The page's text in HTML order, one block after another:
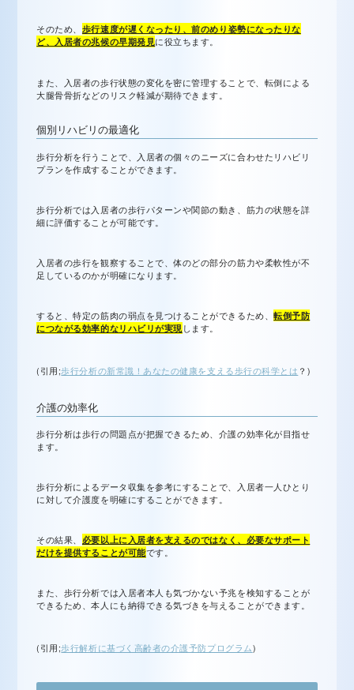
そのため、 歩行速度が遅くなったり、前のめり姿勢になったりな
ど、入居者の兆候の早期発見に役立ちます。
また、入居者の歩行状態の変化を密に管理することで、転倒による
大腿骨骨折などのリスク軽減が期待できます。
個別リハビリの最適化
歩行分析を行うことで、入居者の個々のニーズに合わせたリハビリ
プランを作成することができます。
歩行分析では入居者の歩行パターンや関節の動き、筋力の状態を詳
細に評価することが可能です。
入居者の歩行を観察することで、体のどの部分の筋力や柔軟性が不
足しているのかが明確になります。
すると、特定の筋肉の弱点を見つけることができるため、転倒予防
につながる効率的なリハビリが実現 します。
(引用;歩行分析の新常識！あなたの健康を支える歩行の科学とは ？)
介護の効率化
歩行分析は歩行の問題点が把握できるため、介護の効率化が目指せ
ます。
歩行分析によるデータ収集を参考にすることで、入居者一人ひとり
に対して介護度を明確にすることができます。
その結果、 必要以上に入居者を支えるのではなく、必要なサポート
だけを提供することが可能です。
また、歩行分析では入居者本人も気づかない予兆を検知することが
できるため、本人にも納得できる気づきを与えることができます。
(引用;歩行解析に基づく高齢者の介護予防プログラム)